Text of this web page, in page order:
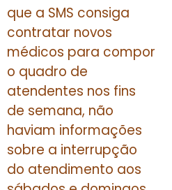
que a SMS consiga
contratar novos
médicos para compor
o quadro de
atendentes nos fins
de semana, não
haviam informações
sobre a interrupção
do atendimento aos